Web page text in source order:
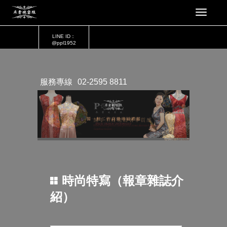
LINE ID：
@ppl1952
服務專線 02-2595 8811
時尚特寫（報章雜誌介
紹）